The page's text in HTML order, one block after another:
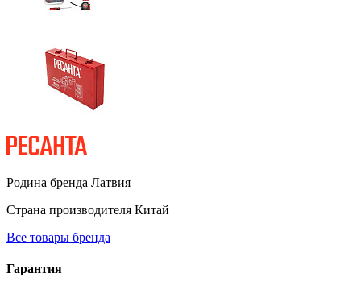
Родина бренда Латвия
Страна производителя Китай
Все товары бренда
Гарантия